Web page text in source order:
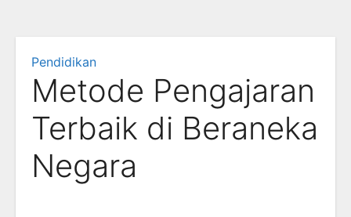
Pendidikan
Metode Pengajaran
Terbaik di Beraneka
Negara